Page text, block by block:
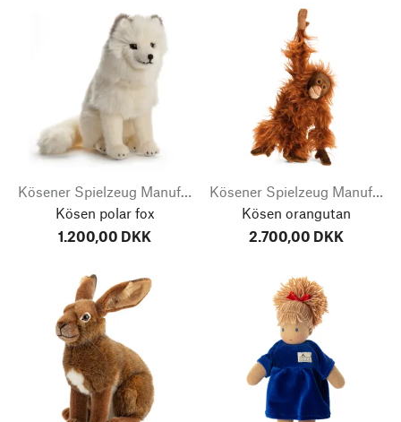
Kösener Spielzeug Manufaktur
Kösen polar fox
1.200,00 DKK
Kösener Spielzeug Manufaktur
Kösen orangutan
2.700,00 DKK